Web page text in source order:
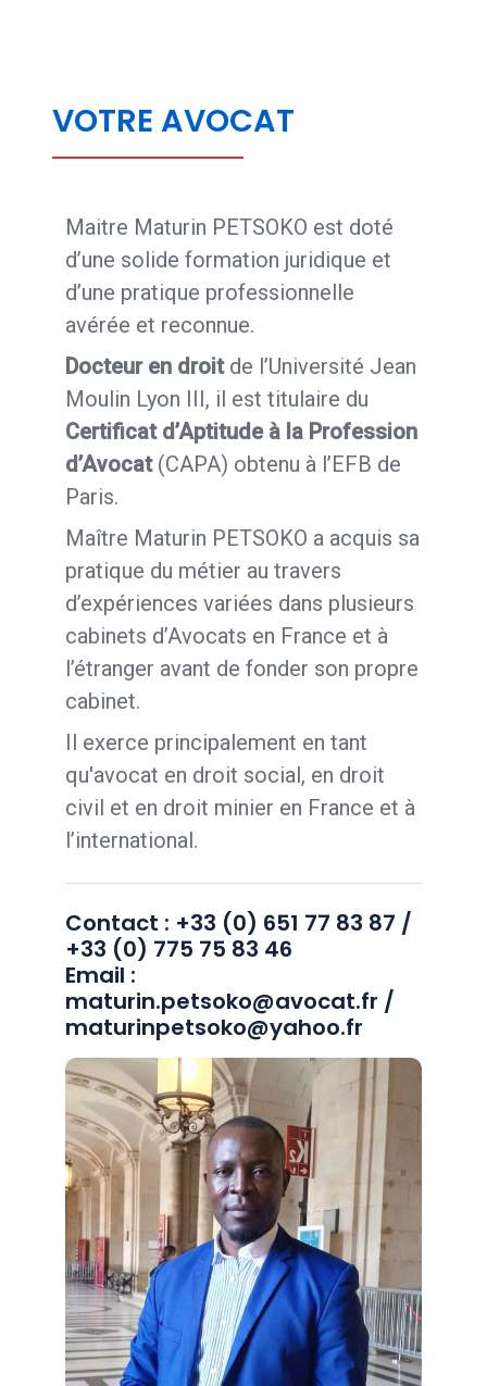
VOTRE AVOCAT
Maitre Maturin PETSOKO est doté
d’une solide formation juridique et
d’une pratique professionnelle
avérée et reconnue.
Docteur en droitde l’Université Jean
Moulin Lyon III, il est titulaire du
Certificat d’Aptitude à la Profession
d’Avocat(CAPA) obtenu à l’EFB de
Paris.
Maître Maturin PETSOKO a acquis sa
pratique du métier au travers
d’expériences variées dans plusieurs
cabinets d’Avocats en France et à
l’étranger avant de fonder son propre
cabinet.
Il exerce principalement en tant
qu'avocat en droit social, en droit
civil et en droit minier en France et à
l’international.
Contact : +33 (0) 651 77 83 87 /
+33 (0) 775 75 83 46
Email :
maturin.petsoko@avocat.fr /
maturinpetsoko@yahoo.fr